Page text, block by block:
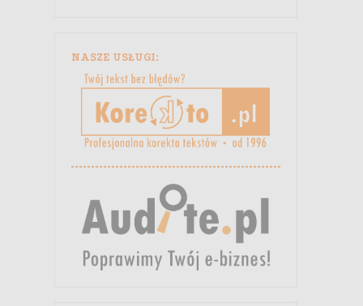
NASZE USŁUGI: